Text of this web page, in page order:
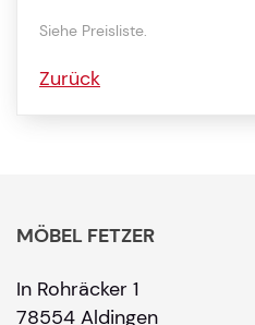
Siehe Preisliste.
Zurück
MÖBEL FETZER
In Rohräcker 1
78554 Aldingen